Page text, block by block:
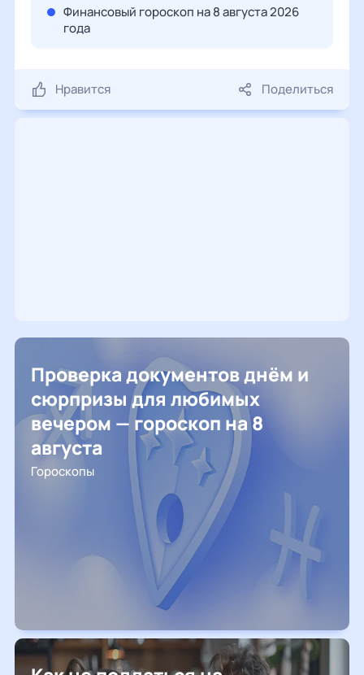
Финансовый гороскоп на 8 августа 2026
года
Нравится Поделиться
Проверка документов днём и
сюрпризы для любимых
вечером — гороскоп на 8
августа
Гороскопы